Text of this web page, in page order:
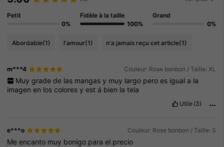
Petit
0%
Fidèle à la taille
100%
Grand
0%
Abordable(1) l'amour(1) n'a jamais reçu cet article(1)
m***4 Couleur: Rose bonbon / Taille: XL
Muy grade de las mangas y muy largo pero es igual a la
imagenen loscoloresyest á bien latela
Utile (3)
e***o Couleur: Rose bonbon / Taille: S
Meencanto muy bonigo parael precio